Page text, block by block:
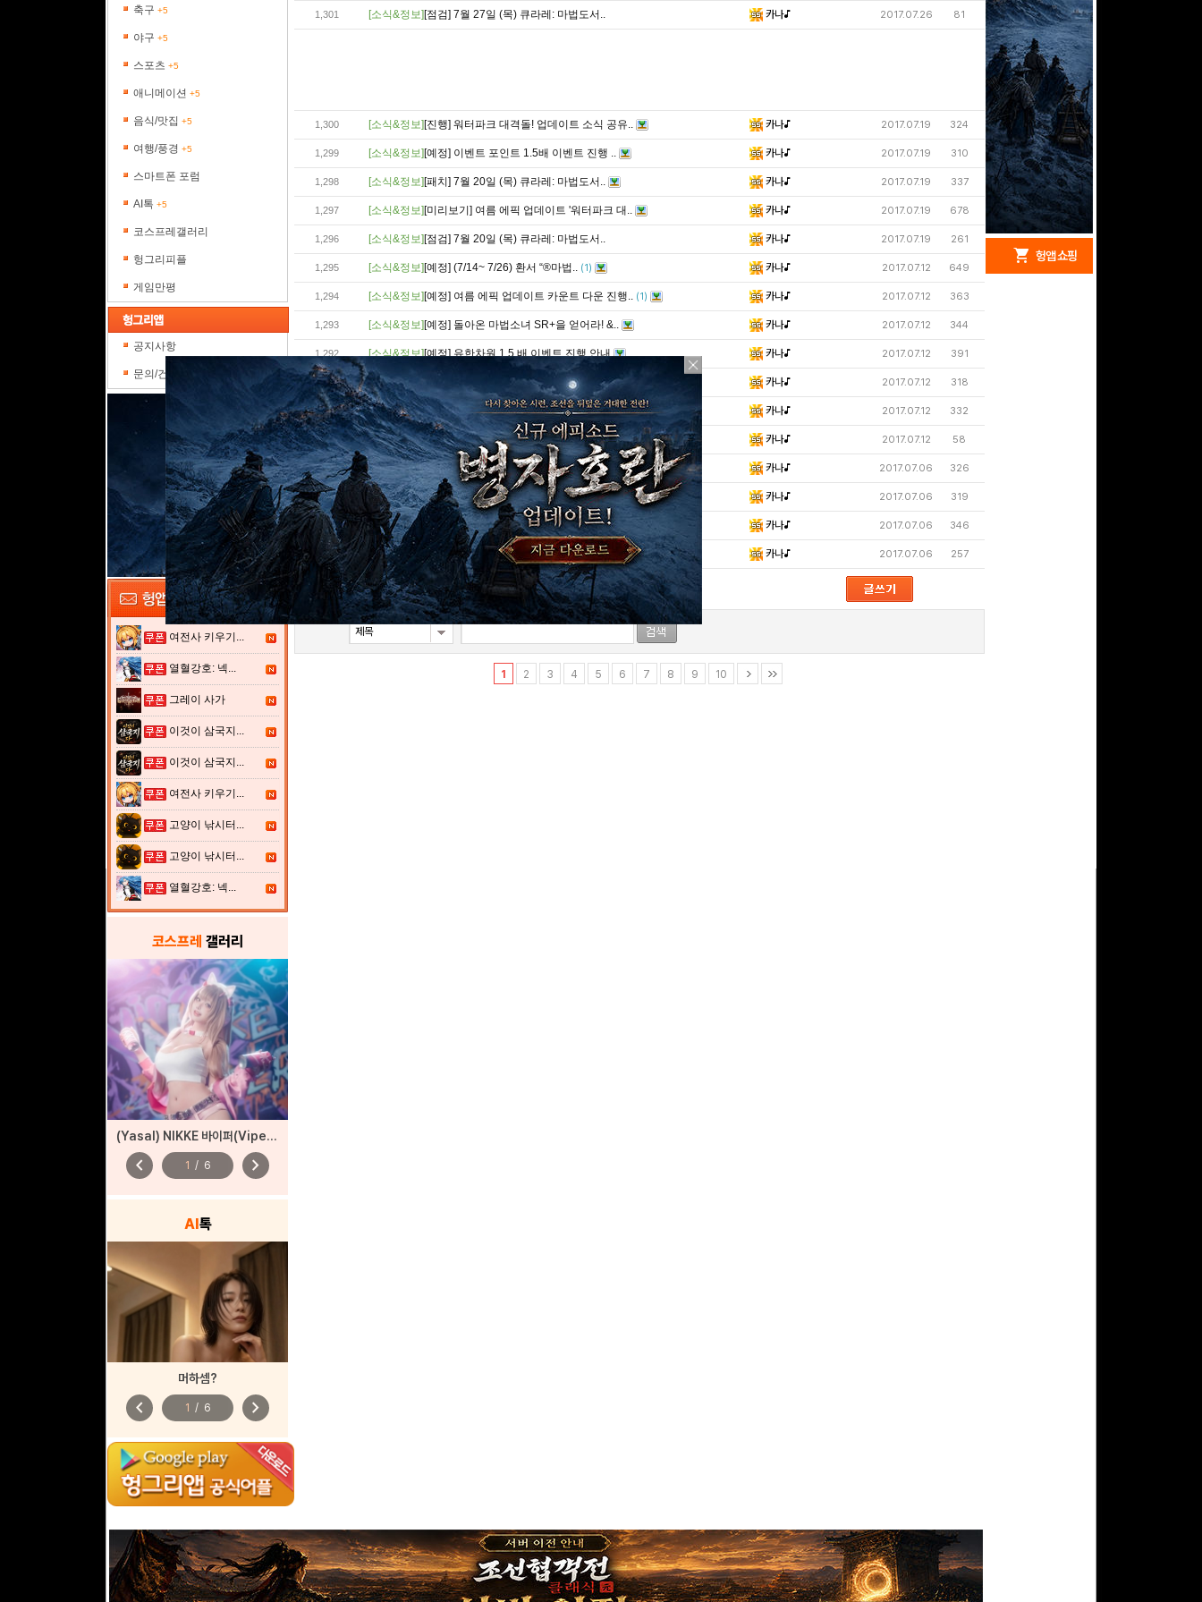
축구 +5
야구 +5
스포츠 +5
애니메이션 +5
음식/맛집 +5
여행/풍경 +5
스마트폰 포럼
AI톡 +5
코스프레갤러리
헝그리피플
게임만평
공지사항
문의/건의
여전사 키우기...
열혈강호: 넥...
그레이 사가
이것이 삼국지...
이것이 삼국지...
여전사 키우기...
고양이 낚시터...
고양이 낚시터...
열혈강호: 넥...
코스프레 갤러리
(Yasal) NIKKE 바이퍼(Viper) – 펑키 스트리트
chevron_left 1 / 6 chevron_right
AI톡
머하셈?
chevron_left 1 / 6 chevron_right
1,301 [소식&정보] [점검] 7월 27일 (목) 큐라레: 마법도서.. 카나♪ 2017.07.26 81
1,300 [소식&정보] [진행] 워터파크 대격돌! 업데이트 소식 공유.. 카나♪ 2017.07.19 324
1,299 [소식&정보] [예정] 이벤트 포인트 1.5배 이벤트 진행 .. 카나♪ 2017.07.19 310
1,298 [소식&정보] [패치] 7월 20일 (목) 큐라레: 마법도서.. 카나♪ 2017.07.19 337
1,297 [소식&정보] [미리보기] 여름 에픽 업데이트 '워터파크 대.. 카나♪ 2017.07.19 678
1,296 [소식&정보] [점검] 7월 20일 (목) 큐라레: 마법도서.. 카나♪ 2017.07.19 261
1,295 [소식&정보] [예정] (7/14~ 7/26) 환서 “®마법.. (1) 카나♪ 2017.07.12 649
1,294 [소식&정보] [예정] 여름 에픽 업데이트 카운트 다운 진행.. (1) 카나♪ 2017.07.12 363
1,293 [소식&정보] [예정] 돌아온 마법소녀 SR+을 얻어라! &.. 카나♪ 2017.07.12 344
1,292 [소식&정보][예정] 유한차원 1.5 배 이벤트 진행 안내 카나♪ 2017.07.12 391
1,291 [소식&정보][예정] 마일리지 2 배 이벤트 진행 안내 카나♪ 2017.07.12 318
1,290 [소식&정보][패치] 7월 13일 (목) 큐라레: 마법도서.. 카나♪ 2017.07.12 332
1,289 [소식&정보][점검] 7월 13일 (목) 큐라레: 마법도서.. 카나♪ 2017.07.12 58
1,288 [소식&정보][예정] 7월 7일 단 하루! 럭키세븐 데이 .. 카나♪ 2017.07.06 326
1,287 [소식&정보][예정] 전투 경험치 1.5배 이벤트 진행 안.. 카나♪ 2017.07.06 319
1,286 [소식&정보] [예정] '뀨 페스티벌' 특별인쇄 진행 안.. 카나♪ 2017.07.06 346
1,285 [소식&정보] [도서관 비망록] ~제 75 화~ 카나♪ 2017.07.06 257
1 2 3 4 5 6 7 8 9 10
redeem 헝앱 경품
첨)
100 밥알
5,000원 (추첨)
100 밥알
문화상품권 10000원
100
shopping_cart 헝앱 쇼핑